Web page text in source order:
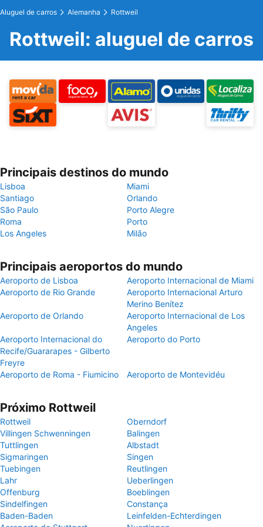
Aluguel de carros Alemanha Rottweil
Rottweil: aluguel de carros
Principais destinos do mundo
Lisboa
Miami
Santiago
Orlando
São Paulo
Porto Alegre
Roma
Porto
Los Angeles
Milão
Principais aeroportos do mundo
Aeroporto de Lisboa
Aeroporto Internacional de Miami
Aeroporto de Rio Grande
Aeroporto Internacional Arturo
Merino Benítez
Aeroporto de Orlando
Aeroporto Internacional de Los
Angeles
Aeroporto Internacional do
Recife/Guararapes - Gilberto
Freyre
Aeroporto do Porto
Aeroporto de Roma - Fiumicino Aeroporto de Montevidéu
Próximo Rottweil
Rottweil
Oberndorf
Villingen Schwenningen
Balingen
Tuttlingen
Albstadt
Sigmaringen
Singen
Tuebingen
Reutlingen
Lahr
Ueberlingen
Offenburg
Boeblingen
Sindelfingen
Constança
Baden-Baden
Leinfelden-Echterdingen